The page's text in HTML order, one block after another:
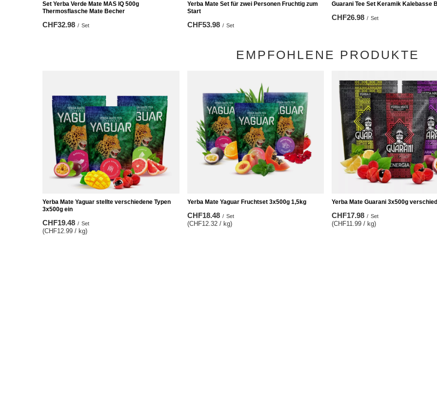
Set Yerba Verde Mate MAS IQ 500g
Thermosflasche Mate Becher
CHF32.98 / Set
Yerba Mate Set für zwei Personen Fruchtig zum
Start
CHF53.98 / Set
Guarani Tee Set Keramik Kalebasse
CHF26.98 / Set
EMPFOHLENE PRODUKTE
Yerba Mate Yaguar stellte verschiedene Typen
3x500g ein
CHF19.48 / Set
(CHF12.99 / kg)
Yerba Mate Yaguar Fruchtset 3x500g 1,5kg
CHF18.48 / Set
(CHF12.32 / kg)
Yerba Mate Guarani 3x500g
CHF17.98 / Set
(CHF11.99 / kg)